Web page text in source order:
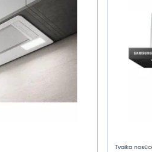
Tvaika